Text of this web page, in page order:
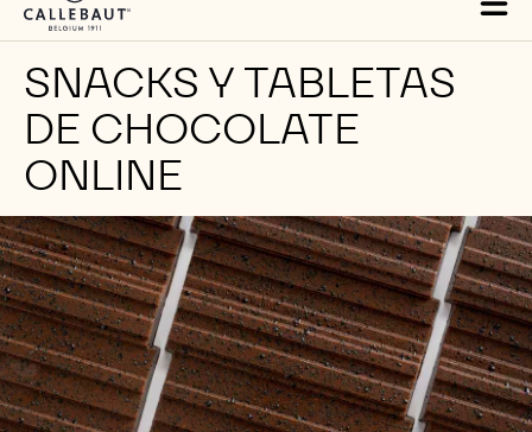
SNACKS Y TABLETAS
DE CHOCOLATE
ONLINE